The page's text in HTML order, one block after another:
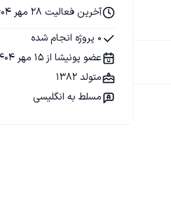
آخرین فعالیت 28 مهر 1404
0 پروژه انجام شده
عضو پونیشا از 15 مهر 1404
متولد 1382
مسلط به انگلیسی